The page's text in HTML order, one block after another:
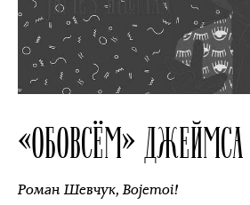
«ОБОВСЁМ»
Роман Шевчук,Bojemoi!